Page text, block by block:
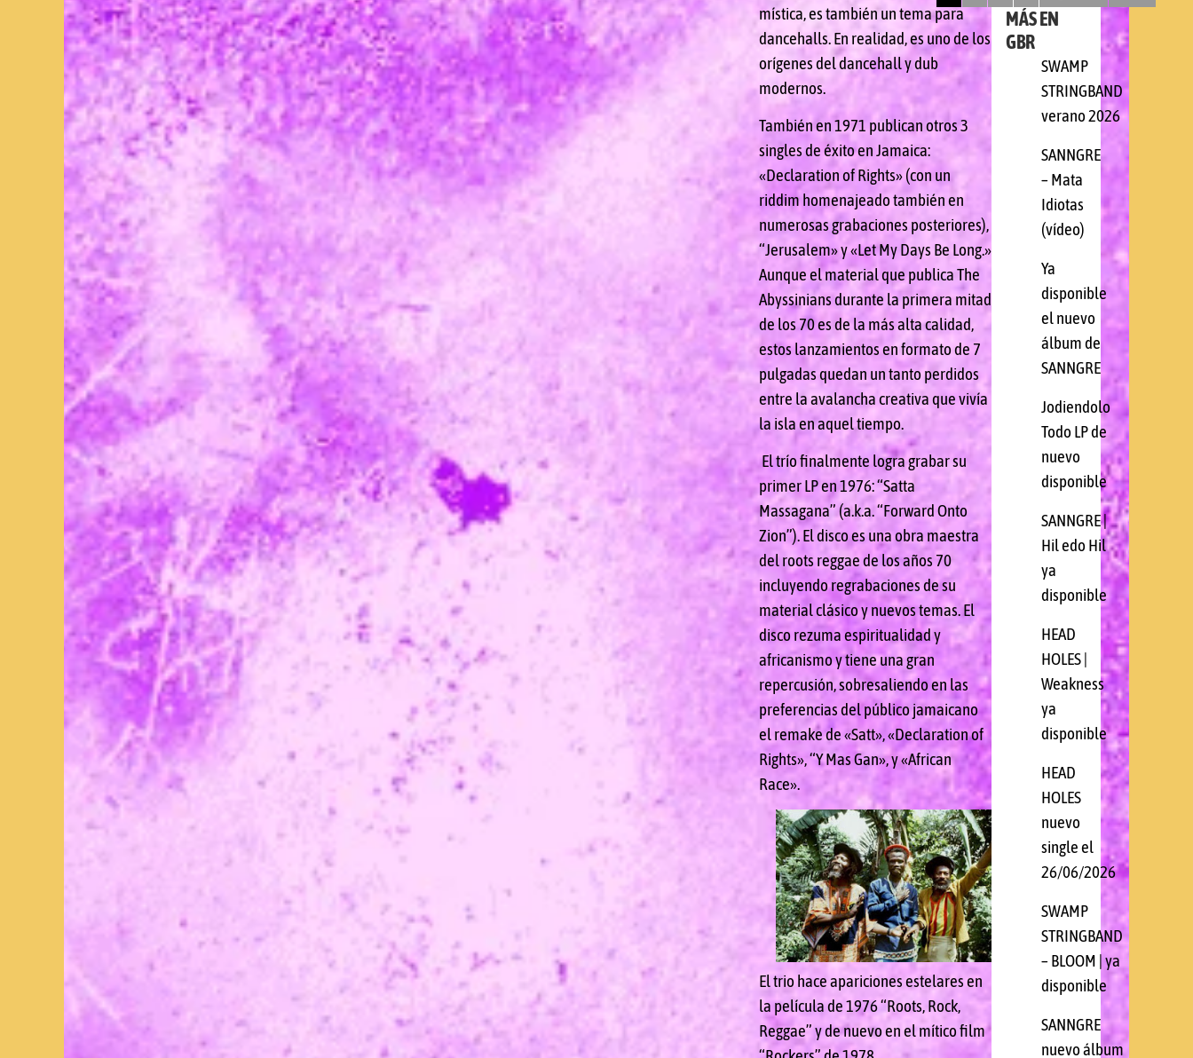
mística, es también un tema para
dancehalls. En realidad, es uno de los
orígenes del dancehall y dub
modernos.
También en 1971 publican otros 3
singles de éxito en Jamaica:
«Declaration of Rights» (con un
riddim homenajeado también en
numerosas grabaciones posteriores),
“Jerusalem» y «Let My Days Be Long.»
Aunque el material que publica The
Abyssinians durante la primera mitad
de los 70 es de la más alta calidad,
estos lanzamientos en formato de 7
pulgadas quedan un tanto perdidos
entre la avalancha creativa que vivía
la isla en aquel tiempo.
El trío finalmente logra grabar su
primer LP en 1976: “Satta
Massagana” (a.k.a. “Forward Onto
Zion”). El disco es una obra maestra
del roots reggae de los años 70
incluyendo regrabaciones de su
material clásico y nuevos temas. El
disco rezuma espiritualidad y
africanismo y tiene una gran
repercusión, sobresaliendo en las
preferencias del público jamaicano
el remake de «Satt», «Declaration of
Rights», “Y Mas Gan», y «African
Race».
El trio hace apariciones estelares en
la película de 1976 “Roots, Rock,
Reggae” y de nuevo en el mítico film
MÁS EN
GBR
SWAMP
STRINGBAND
verano 2026
SANNGRE
– Mata
Idiotas
(vídeo)
Ya
disponible
el nuevo
álbum de
SANNGRE
Jodiendolo
Todo LP de
nuevo
disponible
SANNGRE |
Hil edo Hil
ya
disponible
HEAD
HOLES |
Weakness
ya
disponible
HEAD
HOLES
nuevo
single el
26/06/2026
SWAMP
STRINGBAND
– BLOOM | ya
disponible
SANNGRE
nuevo álbum